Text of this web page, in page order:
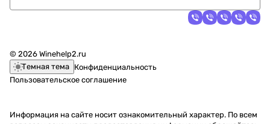
© 2026 Winehelp2.ru
Темная тема Конфиденциальность
Пользовательское соглашение
Информация на сайте носит ознакомительный характер. По всем